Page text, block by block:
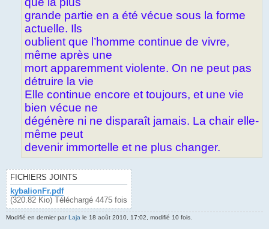
grande partie en a été vécue sous la forme
actuelle. Ils
oublient que l’homme continue de vivre,
même après une
mort apparemment violente. On ne peut pas
détruire la vie
Elle continue encore et toujours, et une vie
bien vécue ne
dégénère ni ne disparaît jamais. La chair elle-
même peut
devenir immortelle et ne plus changer.
FICHIERS JOINTS
kybalionFr.pdf
(320.82 Kio) Téléchargé 4475 fois
Modifié en dernier parLaja le 18 août 2010, 17:02, modifié 10 fois.